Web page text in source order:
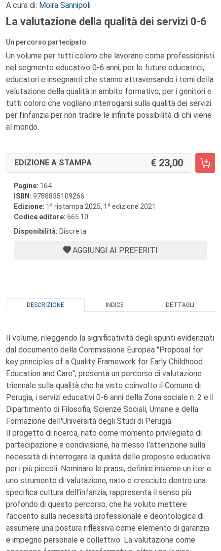
A cura di: Moira Sannipoli
La valutazione della qualità dei servizi 0-6
Un percorso partecipato
Un volume per tutti coloro che lavorano come professionisti
nel segmento educativo 0-6 anni, per le future educatrici,
educatori e insegnanti che stanno attraversando i temi della
valutazione della qualità in ambito formativo, per i genitori e
tutti coloro che vogliano interrogarsi sulla qualità dei servizi
per l’infanzia per non tradire le infinite possibilità di chi viene
al mondo.
EDIZIONE A STAMPA 23,00
Pagine: 164
ISBN: 9788835109266
Edizione: 1 a ristampa 2025, 1 a edizione 2021
Codice editore: 665.10
Disponibilità: Discreta
AGGIUNGI AI PREFERITI
DESCRIZIONE INDICE DETTAGLI
Il volume, rileggendo la significatività degli spunti evidenziati
dal documento della Commissione Europea "Proposal for
key principles of a Quality Framework for Early Childhood
Education and Care", presenta un percorso di valutazione
triennale sulla qualità che ha visto coinvolto il Comune di
Perugia, i servizi educativi 0-6 anni della Zona sociale n. 2 e il
Dipartimento di Filosofia, Scienze Sociali, Umane e della
Formazione dell'Università degli Studi di Perugia.
Il progetto di ricerca, nato come momento privilegiato di
partecipazione e condivisione, ha messo l'attenzione sulla
necessità di interrogare la qualità delle proposte educative
per i più piccoli. Nominare le prassi, definire insieme un iter e
uno strumento di valutazione, nato e cresciuto dentro una
specifica cultura dell'infanzia, rappresenta il senso più
profondo di questo percorso, che ha voluto mettere
l'accento sulla necessità professionale e deontologica di
assumere una postura riflessiva come elemento di garanzia
e impegno personale e collettivo. La valutazione come